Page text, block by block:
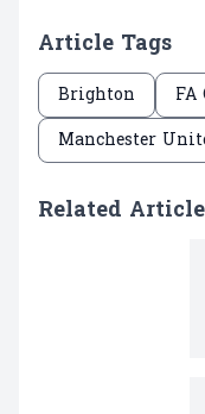
Article Tags
Brighton
FA
Manchester
Related